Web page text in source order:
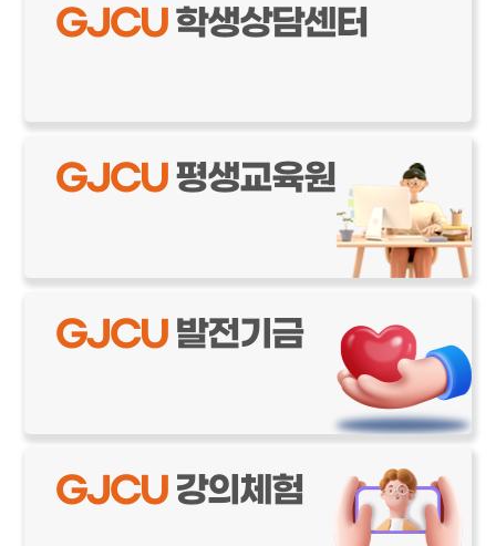
GJCU학생상담센터
GJCU평생교육원
GJCU 발전기금
GJCU 강의체험